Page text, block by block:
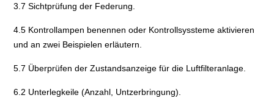
3.7 Sichtprüfung der Federung.
4.5 Kontrollampen benennen oder Kontrollsyssteme aktivieren
und an zwei Beispielen erläutern.
5.7 Überprüfen der Zustandsanzeige für die Luftfilteranlage.
6.2 Unterlegkeile (Anzahl, Untzerbringung).